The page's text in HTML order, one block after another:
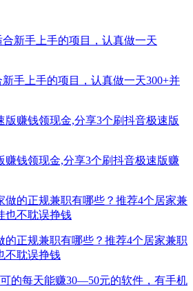
手上手的项目，认真做一天300+并
赚钱领现金,分享3个刷抖音极速版赚
的正规兼职有哪些？推荐4个居家兼职
不耽误挣钱